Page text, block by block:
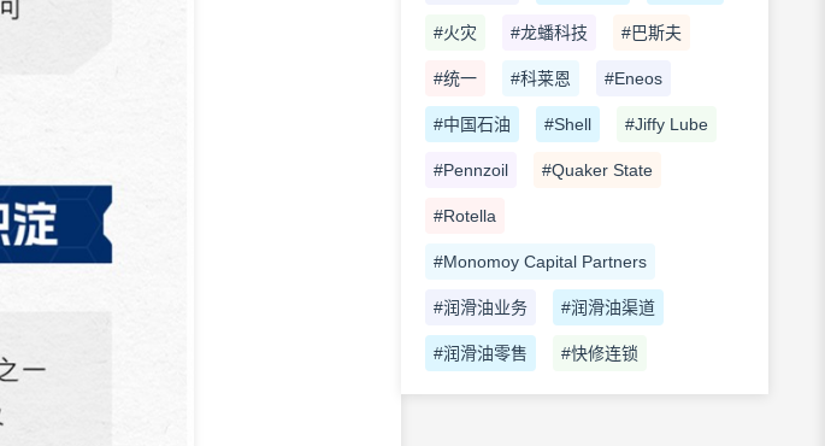
#火灾 #龙蟠科技 #巴斯夫
#统一 #科莱恩 #Eneos
#中国石油 #Shell #Jiffy Lube
#Pennzoil #Quaker State
#Rotella
#Monomoy Capital Partners
#润滑油业务 #润滑油渠道
#润滑油零售 #快修连锁